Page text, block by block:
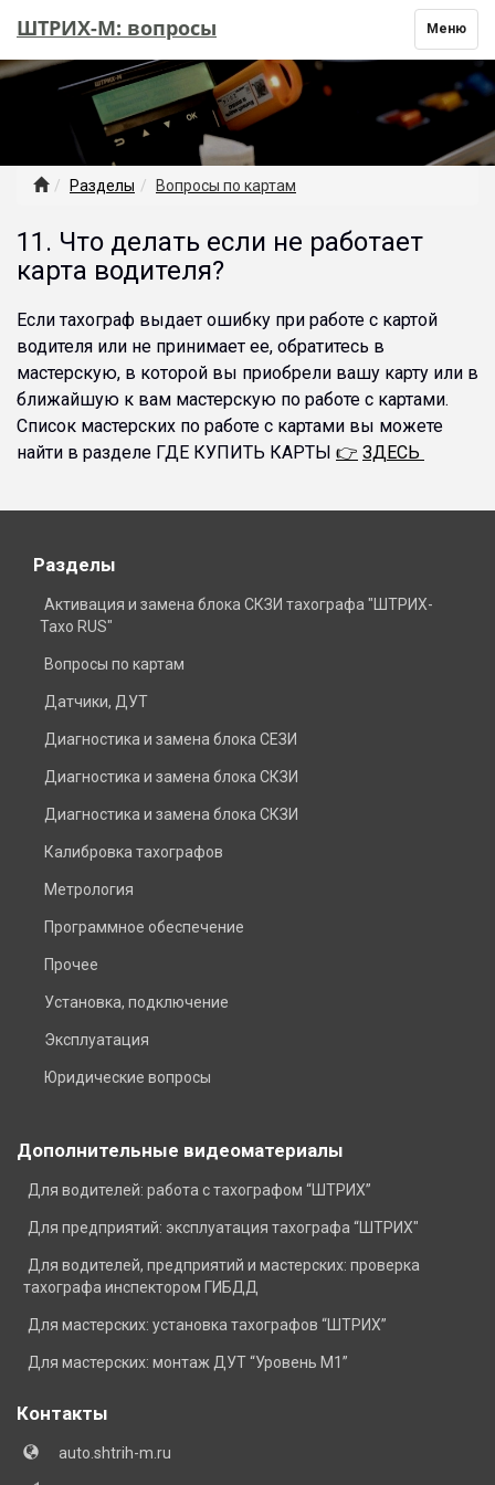
Toggle
navigation
Меню
ШТРИХ-М: вопросы
Разделы Вопросы по картам
11. Что делать если не работает
карта водителя?
Если тахограф выдает ошибку при работе с картой
водителя или не принимает ее, обратитесь в
мастерскую, в которой вы приобрели вашу карту или в
ближайшую к вам мастерскую по работе с картами.
Список мастерских по работе с картами вы можете
найти в разделе ГДЕ КУПИТЬ КАРТЫ 👉 ЗДЕСЬ
Разделы
Активация и замена блока СКЗИ тахографа "ШТРИХ-
Тахо RUS"
Вопросы по картам
Датчики, ДУТ
Диагностика и замена блока СЕЗИ
Диагностика и замена блока СКЗИ
Диагностика и замена блока СКЗИ
Калибровка тахографов
Метрология
Программное обеспечение
Прочее
Установка, подключение
Эксплуатация
Юридические вопросы
Дополнительные видеоматериалы
Для водителей: работа с тахографом “ШТРИХ”
Для предприятий: эксплуатация тахографа “ШТРИХ"
Для водителей, предприятий и мастерских: проверка
тахографа инспектором ГИБДД
Для мастерских: установка тахографов “ШТРИХ”
Для мастерских: монтаж ДУТ “Уровень М1”
Контакты
auto.shtrih-m.ru